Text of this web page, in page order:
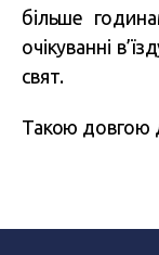
більше
очікуванні
свят.
Такою довгою